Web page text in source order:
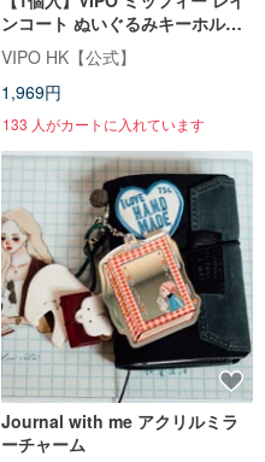
ンコート ぬいぐるみキーホルダ
ー | ブラインドボックス(全7種)
VIPO HK【公式】
1,969円
133 人がカートに入れています
Journal with me アクリルミラ
ーチャーム